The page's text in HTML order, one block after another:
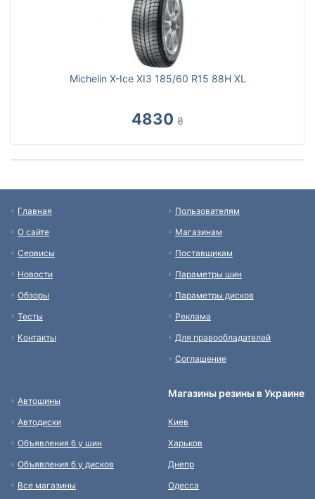
Michelin X-Ice XI3 185/60 R15 88H XL
4830 ₴
Главная
О сайте
Сервисы
Новости
Обзоры
Тесты
Контакты
Пользователям
Магазинам
Поставщикам
Параметры шин
Параметры дисков
Реклама
Для правообладателей
Соглашение
Автошины
Автодиски
Объявления б у шин
Объявления б у дисков
Все магазины
Магазины резины в Украине
Киев
Харьков
Днепр
Одесса